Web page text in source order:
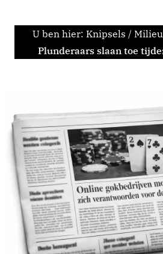
U ben hier: Knipsels /
Plunderaars slaan toe